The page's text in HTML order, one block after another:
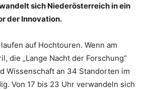
sich Niederösterreich in ein
der Innovation.
auf Hochtouren. Wenn am
die „Lange Nacht der Forschung“
Wissenschaft an 34 Standorten im
Von 17 bis 23 Uhr verwandeln sich